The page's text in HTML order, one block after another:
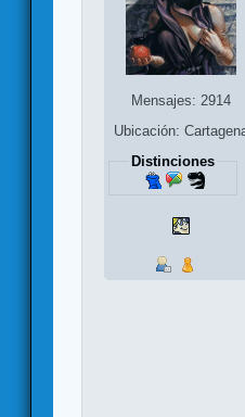
Mensajes: 2914
Ubicación:
Distinciones